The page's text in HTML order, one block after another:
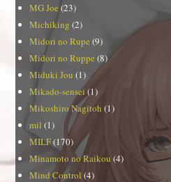
MG Joe (23)
Michiking (2)
Midori no Rupe (9)
Midori no Ruppe (8)
Miduki Jou (1)
Mikado-sensei (1)
Mikoshiro Nagitoh (1)
mil (1)
MILF(170)
Minamoto no Raikou (4)
Mind Control (4)